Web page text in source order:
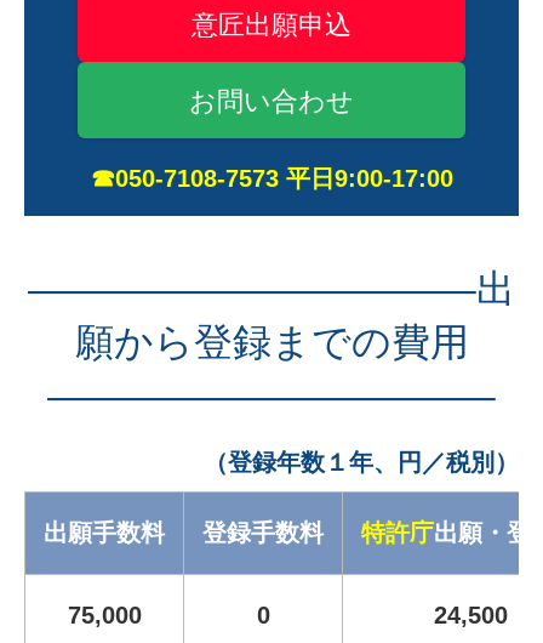
意匠出願申込
お問い合わせ
☎050-7108-7573 平日9:00-17:00
———————————–出
願から登録までの費用
———————————–
（登録年数１年、円／税別）
出願手数料 登録手数料 特許庁出願・登
75,000 0 24,500